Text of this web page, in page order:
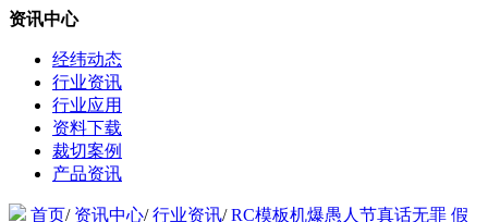
资讯中心
经纬动态
行业资讯
行业应用
资料下载
裁切案例
产品资讯
首页/ 资讯中心/行业资讯/RC模板机爆愚人节真话无罪 假